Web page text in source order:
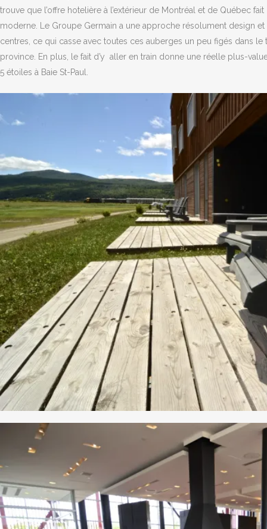
trouve que l’offre hotelière à l’extérieur de Montréal et de Québec
moderne. Le Groupe Germain a une approche résolument design
centres, ce qui casse avec toutes ces auberges un peu figés dans
province. En plus, le fait d’y aller en train donne une réelle plus-
5 étoiles à Baie St-Paul.